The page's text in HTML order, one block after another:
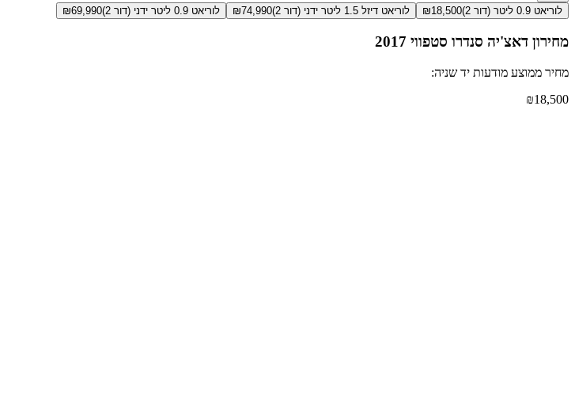
לוריאט 0.9 ליטר (דור 2) ₪18,500 לוריאט דיזל 1.5 ליטר ידני (דור 2) ₪74,990 לוריאט 0.9 ליטר ידני (דור 2) ₪69,990
מחירון דאצ'יה סנדרו סטפווי 2017
מחיר ממוצע מודעות יד שניה:
₪18,500